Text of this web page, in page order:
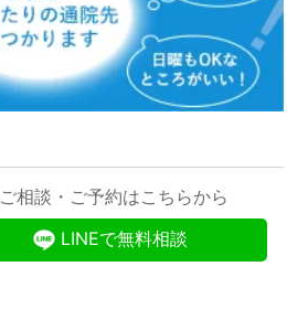
ご相談・ご予約はこちらから
LINEで無料相談